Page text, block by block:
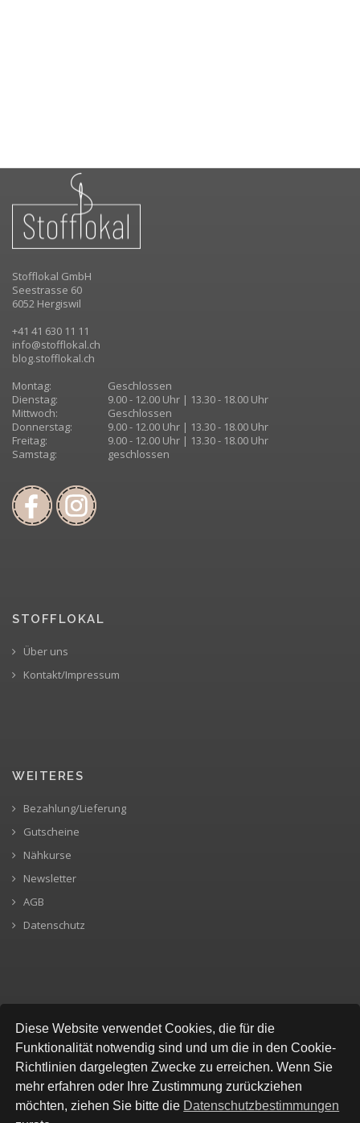
Diese Website verwendet Cookies, die für die
Funktionalität notwendig sind und um die in den Cookie-
Richtlinien dargelegten Zwecke zu erreichen. Wenn Sie
mehr erfahren oder Ihre Zustimmung zurückziehen
möchten, ziehen Sie bitte die Datenschutzbestimmungen
Stofflokal GmbH
Seestrasse 60
6052 Hergiswil
+41 41 630 11 11
info@stofflokal.ch
blog.stofflokal.ch
Montag:
Geschlossen
Dienstag:
9.00 - 12.00 Uhr | 13.30 - 18.00 Uhr
Mittwoch:
Geschlossen
Donnerstag:
9.00 - 12.00 Uhr | 13.30 - 18.00 Uhr
Freitag:
9.00 - 12.00 Uhr | 13.30 - 18.00 Uhr
Samstag:
geschlossen
STOFFLOKAL
Über uns
Kontakt/Impressum
WEITERES
Bezahlung/Lieferung
Gutscheine
Nähkurse
Newsletter
AGB
Datenschutz
SICHERE BEZAHLUNG